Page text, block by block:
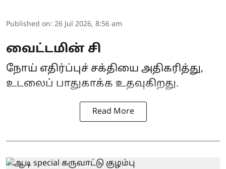
Published on: 26 Jul 2026, 8:56 am
வைட்டமின் சி
நோய் எதிர்ப்புச் சக்தியை அதிகரித்து,
உடலைப் பாதுகாக்க உதவுகிறது.
Read More